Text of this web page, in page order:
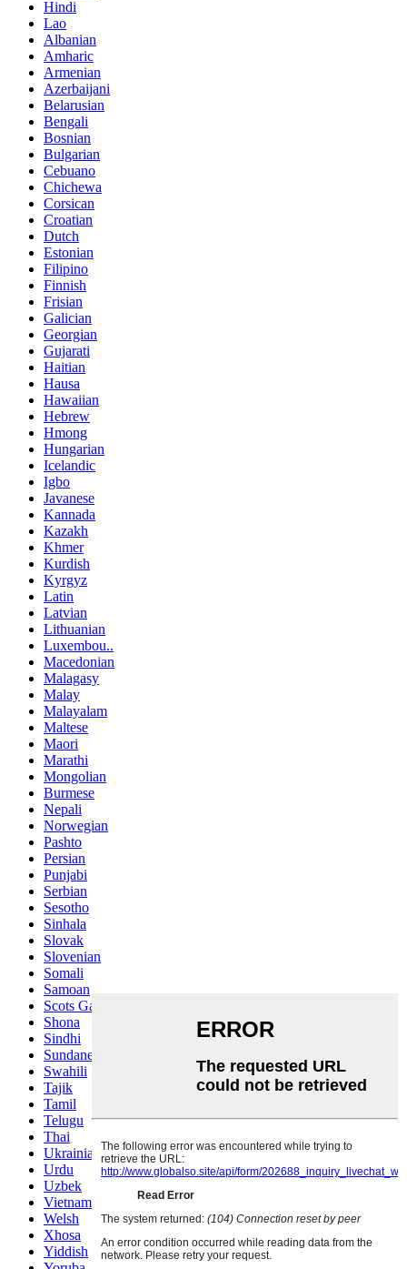
Hindi
Lao
Albanian
Amharic
Armenian
Azerbaijani
Belarusian
Bengali
Bosnian
Bulgarian
Cebuano
Chichewa
Corsican
Croatian
Dutch
Estonian
Filipino
Finnish
Frisian
Galician
Georgian
Gujarati
Haitian
Hausa
Hawaiian
Hebrew
Hmong
Hungarian
Icelandic
Igbo
Javanese
Kannada
Kazakh
Khmer
Kurdish
Kyrgyz
Latin
Latvian
Lithuanian
Luxembou..
Macedonian
Malagasy
Malay
Malayalam
Maltese
Maori
Marathi
Mongolian
Burmese
Nepali
Norwegian
Pashto
Persian
Punjabi
Serbian
Sesotho
Sinhala
Slovak
Slovenian
Somali
Samoan
Scots Gaelic
Shona
Sindhi
Sundanese
Swahili
Tajik
Tamil
Telugu
Thai
Ukrainian
Urdu
Uzbek
Vietnamese
Welsh
Xhosa
Yiddish